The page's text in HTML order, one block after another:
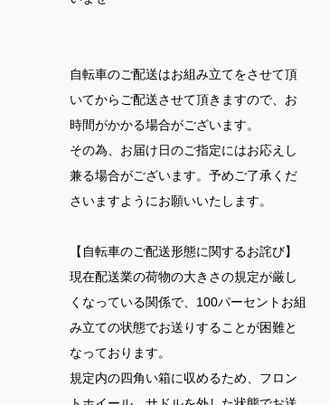
自転車のご配送はお組み立てをさせて頂
いてからご配送させて頂きますので、お
時間がかかる場合がございます。
その為、お届け日のご指定にはお応えし
兼る場合がございます。予めご了承くだ
さいますようにお願いいたします。
【自転車のご配送形態に関するお詫び】
現在配送業の荷物の大きさの規定が厳し
くなっている関係で、100パーセントお組
み立ての状態でお送りすることが困難と
なっております。
規定内の四角い箱に収めるため、フロン